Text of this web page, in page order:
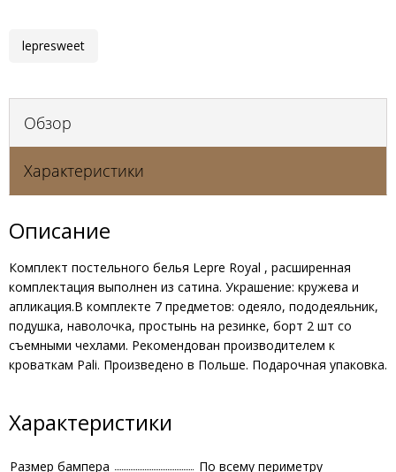
lepresweet
Обзор
Характеристики
Описание
Комплект постельного белья Lepre Royal , расширенная
комплектация выполнен из сатина. Украшение: кружева и
апликация.В комплекте 7 предметов: одеяло, пододеяльник,
подушка, наволочка, простынь на резинке, борт 2 шт со
съемными чехлами. Рекомендован производителем к
кроваткам Pali. Произведено в Польше. Подарочная упаковка.
Характеристики
Размер бампера По всему периметру